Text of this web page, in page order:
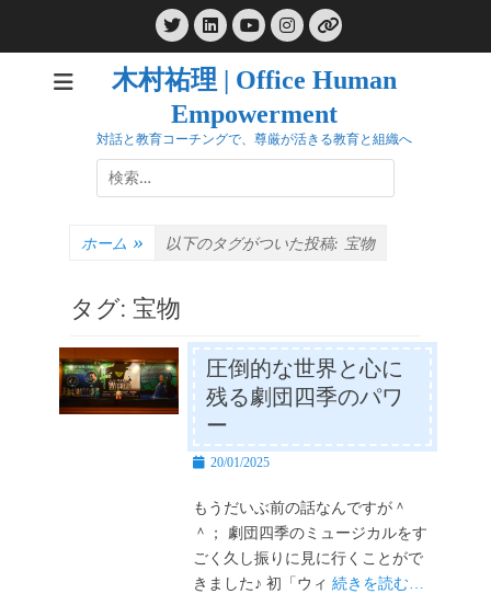
TwitterLinkedIn
YouTube
Instagram
リ
ン
ク
木村祐理 | Office Human
Empowerment
対話と教育コーチングで、尊厳が活きる教育と組織へ
検
索:
ホーム » 以下のタグがついた投稿: 宝物
タグ: 宝物
圧倒的な世界と心に
残る劇団四季のパワ
ー
投
日
20/01/2025
もうだいぶ前の話なんですが＾
＾； 劇団四季のミュージカルをす
ごく久し振りに見に行くことがで
きました♪ 初「ウィ続きを読む…